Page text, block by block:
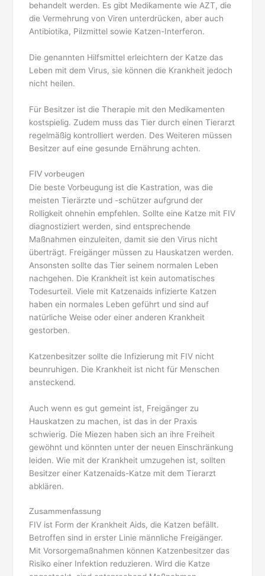
behandelt werden. Es gibt Medikamente wie AZT, die
die Vermehrung von Viren unterdrücken, aber auch
Antibiotika, Pilzmittel sowie Katzen-Interferon.
Die genannten Hilfsmittel erleichtern der Katze das
Leben mit dem Virus, sie können die Krankheit jedoch
nicht heilen.
Für Besitzer ist die Therapie mit den Medikamenten
kostspielig. Zudem muss das Tier durch einen Tierarzt
regelmäßig kontrolliert werden. Des Weiteren müssen
Besitzer auf eine gesunde Ernährung achten.
FIV vorbeugen
Die beste Vorbeugung ist die Kastration, was die
meisten Tierärzte und -schützer aufgrund der
Rolligkeit ohnehin empfehlen. Sollte eine Katze mit FIV
diagnostiziert werden, sind entsprechende
Maßnahmen einzuleiten, damit sie den Virus nicht
überträgt. Freigänger müssen zu Hauskatzen werden.
Ansonsten sollte das Tier seinem normalen Leben
nachgehen. Die Krankheit ist kein automatisches
Todesurteil. Viele mit Katzenaids infizierte Katzen
haben ein normales Leben geführt und sind auf
natürliche Weise oder einer anderen Krankheit
gestorben.
Katzenbesitzer sollte die Infizierung mit FIV nicht
beunruhigen. Die Krankheit ist nicht für Menschen
ansteckend.
Auch wenn es gut gemeint ist, Freigänger zu
Hauskatzen zu machen, ist das in der Praxis
schwierig. Die Miezen haben sich an ihre Freiheit
gewöhnt und könnten unter der neuen Einschränkung
leiden. Wie mit der Krankheit umzugehen ist, sollten
Besitzer einer Katzenaids-Katze mit dem Tierarzt
abklären.
Zusammenfassung
FIV ist Form der Krankheit Aids, die Katzen befällt.
Betroffen sind in erster Linie männliche Freigänger.
Mit Vorsorgemaßnahmen können Katzenbesitzer das
Risiko einer Infektion reduzieren. Wird die Katze